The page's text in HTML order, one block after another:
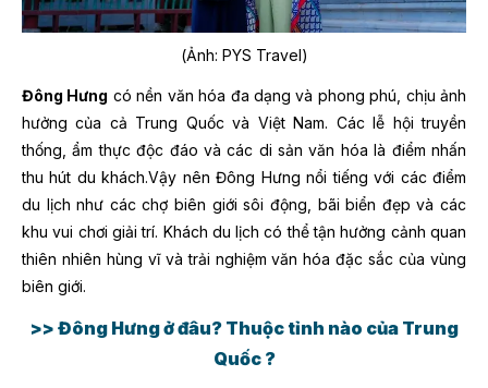
(Ảnh: PYS Travel)
Đông Hưng có nền văn hóa đa dạng và phong phú, chịu ảnh
hưởng của cả Trung Quốc và Việt Nam. Các lễ hội truyền
thống, ẩm thực độc đáo và các di sản văn hóa là điểm nhấn
thu hút du khách.Vậy nên Đông Hưng nổi tiếng với các điểm
du lịch như các chợ biên giới sôi động, bãi biển đẹp và các
khu vui chơi giải trí. Khách du lịch có thể tận hưởng cảnh quan
thiên nhiên hùng vĩ và trải nghiệm văn hóa đặc sắc của vùng
biên giới.
>> Đông Hưng ở đâu? Thuộc tỉnh nào của Trung
Quốc ?